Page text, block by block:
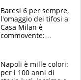
circondati
dall'affetto dei tifosi
Baresi 6 per sempre,
l'omaggio dei tifosi a
Casa Milan è
commovente:
bigliettini
Napoli è mille colori:
per i 100 anni di